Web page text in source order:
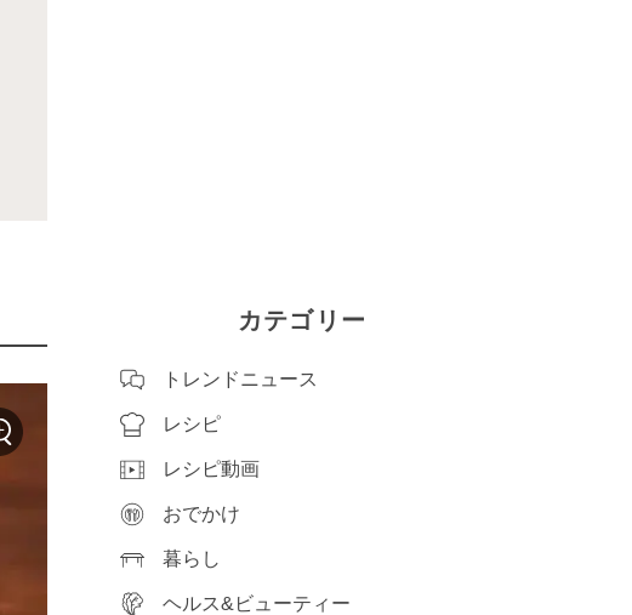
カテゴリー
トレンドニュース
レシピ
レシピ動画
おでかけ
暮らし
ヘルス&ビューティー